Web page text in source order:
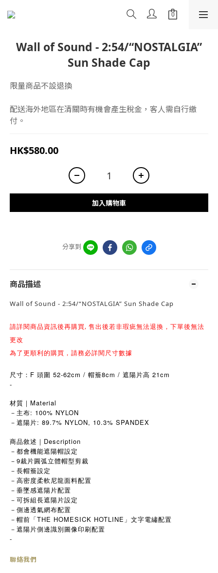
Wall of Sound - 2:54/“NOSTALGIA”
Sun Shade Cap
限量商品不設退換
配送海外地區在清關時有機會產生稅金，客人需自行繳
付。
HK$580.00
加入購物車
分享到
商品描述
Wall of Sound - 2:54/“NOSTALGIA” Sun Shade Cap
請詳閱商品資訊後再購買, 售出後若非瑕疵無法退換，下單後無法
更改
為了更順利的購買，請務必詳閱尺寸數據
尺寸：F 頭圍 52-62cm / 帽簷8cm / 遮陽片高 21cm
-
材質｜Material
－主布: 100% NYLON
－遮陽片: 89.7% NYLON, 10.3% SPANDEX
商品敘述｜Description
－都會機能遮陽帽設定
－9裁片圓弧立體帽型剪裁
－長帽簷設定
－高密度柔軟尼龍面料配置
－垂墜感遮陽片配置
－可拆組長遮陽片設定
－側邊透氣網布配置
－帽前「THE HOMESICK HOTLINE」文字電繡配置
－遮陽片側邊識別圖像印刷配置
-
聯絡我們